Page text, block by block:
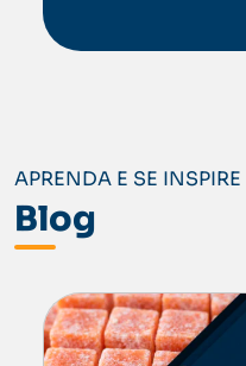
APRENDA E SE INSPIRE
Blog